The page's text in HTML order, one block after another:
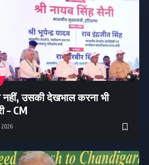
नहीं, उसकी देखभाल करना भी
– CM
2026